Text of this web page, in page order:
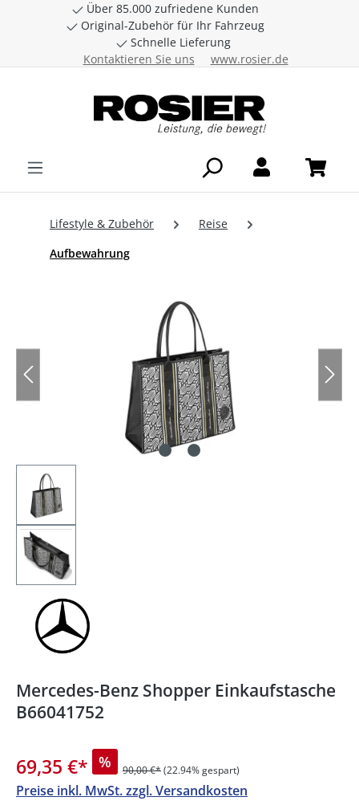
Zum Hauptinhalt springen
Über 85.000 zufriedene Kunden
Original-Zubehör für Ihr Fahrzeug
Schnelle Lieferung
Kontaktieren Sie uns
www.rosier.de
Lifestyle & Zubehör
Reise
Aufbewahrung
Mercedes-Benz Shopper Einkaufstasche
B66041752
69,35 €* % 90,00 €*(22.94% gespart)
Preise inkl. MwSt. zzgl. Versandkosten